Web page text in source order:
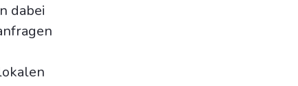
dabei